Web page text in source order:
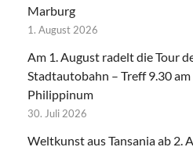
Marburg
1. August 2026
Am 1. August radelt die Tour
Stadtautobahn – Treff 9.30
Philippinum
30. Juli 2026
Weltkunst aus Tansania ab 2.